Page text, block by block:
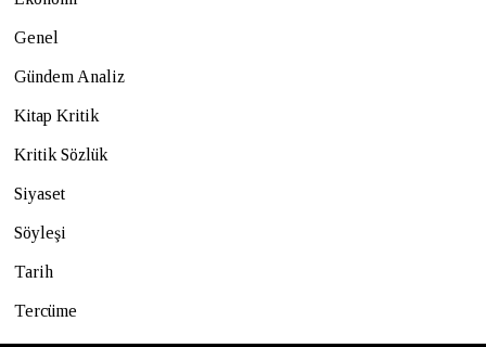
Genel
Gündem Analiz
Kitap Kritik
Kritik Sözlük
Siyaset
Söyleşi
Tarih
Tercüme